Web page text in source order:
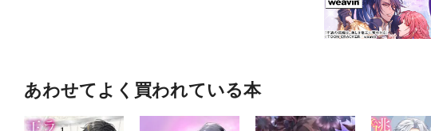
あわせてよく買われている本